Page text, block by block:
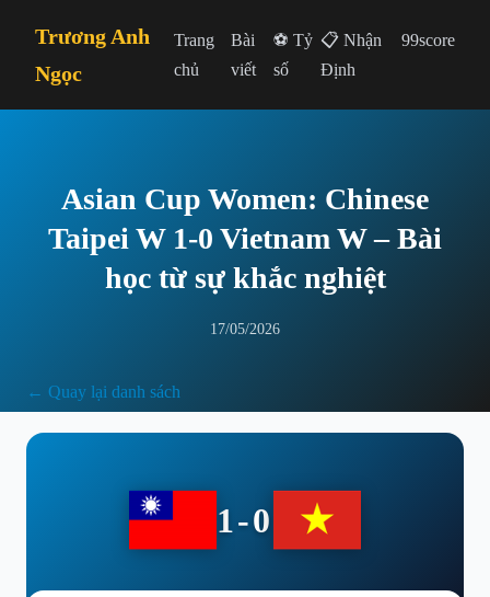
Trương Anh
Ngọc
Trang
chủ
Bài
viết
⚽ Tỷ
số
📋 Nhận
Định
99score
Asian Cup Women: Chinese
Taipei W 1-0 Vietnam W – Bài
học từ sự khắc nghiệt
17/05/2026
← Quay lại danh sách
1-0